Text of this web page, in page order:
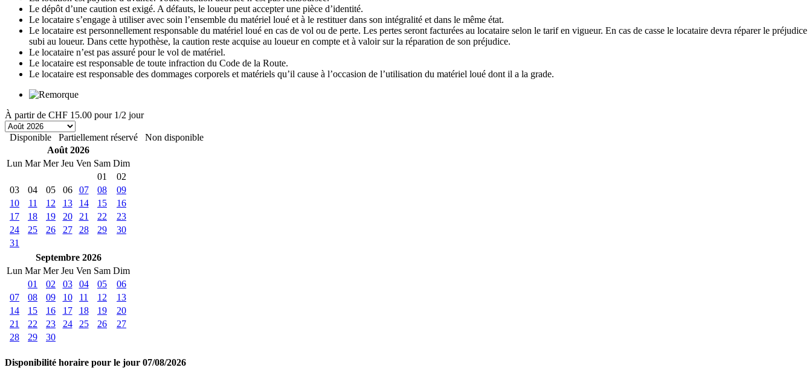
Le dépôt d’une caution est exigé. A défauts, le loueur peut accepter une pièce d’identité.
Le locataire s’engage à utiliser avec soin l’ensemble du matériel loué et à le restituer dans son intégralité et dans le même état.
Le locataire est personnellement responsable du matériel loué en cas de vol ou de perte. Les pertes seront facturées au locataire selon le tarif en vigueur. En cas de casse le locataire devra réparer le préjudice
subi au loueur. Dans cette hypothèse, la caution reste acquise au loueur en compte et à valoir sur la réparation de son préjudice.
Le locataire n’est pas assuré pour le vol de matériel.
Le locataire est responsable de toute infraction du Code de la Route.
Le locataire est responsable des dommages corporels et matériels qu’il cause à l’occasion de l’utilisation du matériel loué dont il a la grade.
À partir de CHF 15.00 pour 1/2 jour
Disponible Partiellement réservé
Non disponible
Août 2026
Lun Mar Mer Jeu Ven Sam Dim
01
02
03
04 05 06 07 08
09
10
11 12 13 14 15
16
17
18 19 20 21 22
23
24
25 26 27 28 29
30
31
Septembre 2026
Lun Mar Mer Jeu Ven Sam Dim
01
02 03 04 05
06
07
08 09 10 11 12
13
14
15 16 17 18 19
20
21
22 23 24 25 26
27
28
29 30
Disponibilité horaire pour le jour 07/08/2026